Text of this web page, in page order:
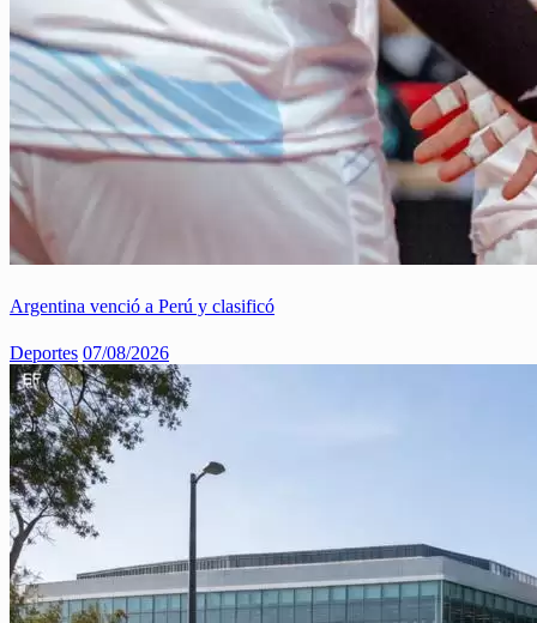
Argentina venció a Perú y clasificó
Deportes 07/08/2026